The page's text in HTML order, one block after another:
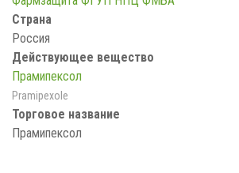
Страна
Россия
Действующее вещество
Прамипексол
Pramipexole
Торговое название
Прамипексол